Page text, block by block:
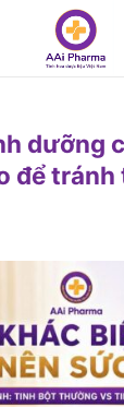
dưỡng
để